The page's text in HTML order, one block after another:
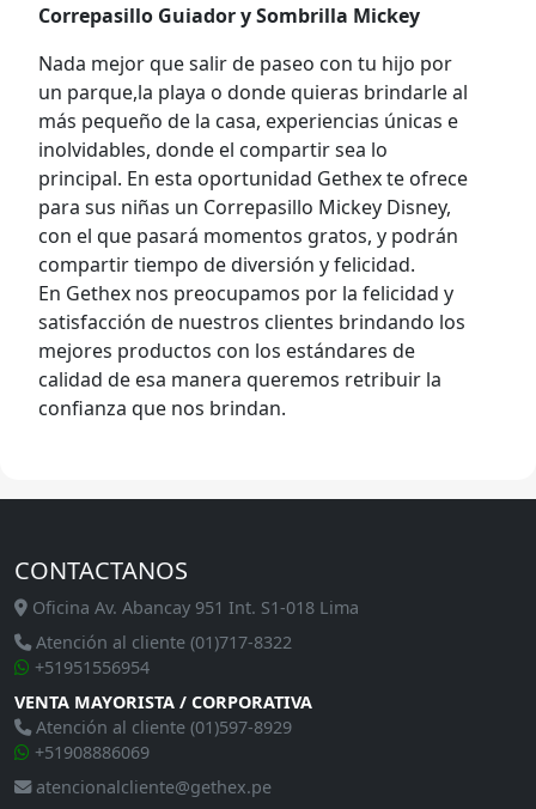
Correpasillo Guiador y Sombrilla Mickey
Nada mejor que salir de paseo con tu hijo por
un parque,la playa o donde quieras brindarle al
más pequeño de la casa, experiencias únicas e
inolvidables, donde el compartir sea lo
principal. En esta oportunidad Gethex te ofrece
para sus niñas un Correpasillo Mickey Disney,
con el que pasará momentos gratos, y podrán
compartir tiempo de diversión y felicidad.
En Gethex nos preocupamos por la felicidad y
satisfacción de nuestros clientes brindando los
mejores productos con los estándares de
calidad de esa manera queremos retribuir la
confianza que nos brindan.
CONTACTANOS
Oficina Av. Abancay 951 Int. S1-018 Lima
Atención al cliente (01)717-8322
+51951556954
VENTA MAYORISTA / CORPORATIVA
Atención al cliente (01)597-8929
+51908886069
atencionalcliente@gethex.pe